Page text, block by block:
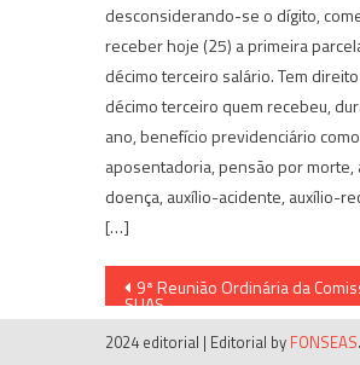
desconsiderando-se o dígito,
receber hoje (25) a primeira
décimo terceiro salário. Tem
décimo terceiro quem recebeu,
ano, benefício previdenciário como
aposentadoria, pensão por morte,
doença, auxílio-acidente, auxílio-
[…]
Navegação
de
9ª Reunião Ordinária da
SUAS
2024 editorial | Editorial by FONSEAS.